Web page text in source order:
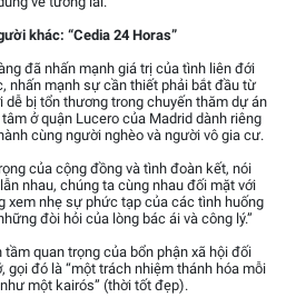
khác: “Cedia 24 Horas”
đã nhấn mạnh giá trị của tình liên đới
nhấn mạnh sự cần thiết phải bắt đầu từ
bị tổn thương trong chuyến thăm dự án
ở quận Lucero của Madrid dành riêng
cùng người nghèo và người vô gia cư.
của cộng đồng và tình đoàn kết, nói
nhau, chúng ta cùng nhau đối mặt với
xem nhẹ sự phức tạp của các tình huống
đòi hỏi của lòng bác ái và công lý.”
quan trọng của bổn phận xã hội đối
gọi đó là “một trách nhiệm thánh hóa mỗi
một kairós” (thời tốt đẹp).